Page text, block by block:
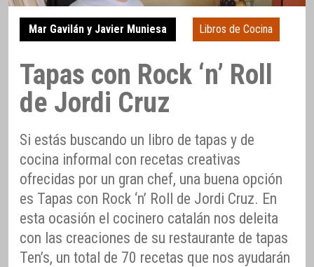
Mar Gavilán y Javier Muniesa Libros de Cocina
Tapas con Rock ‘n’ Roll
de Jordi Cruz
Si estás buscando un libro de tapas y de
cocina informal con recetas creativas
ofrecidas por un gran chef, una buena opción
es Tapas con Rock ‘n’ Roll de Jordi Cruz. En
esta ocasión el cocinero catalán nos deleita
con las creaciones de su restaurante de tapas
Ten’s, un total de 70 recetas que nos ayudarán